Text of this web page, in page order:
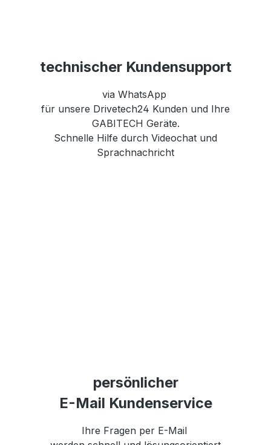
technischer Kundensupport
via WhatsApp
für unsere Drivetech24 Kunden und Ihre
GABITECH Geräte.
Schnelle Hilfe durch Videochat und
Sprachnachricht
persönlicher
E-Mail Kundenservice
Ihre Fragen per E-Mail